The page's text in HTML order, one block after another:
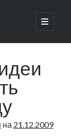
отрыть
на 21.12.2009